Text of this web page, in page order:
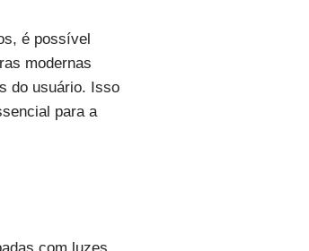
é possível
modernas
do usuário. Isso
para a